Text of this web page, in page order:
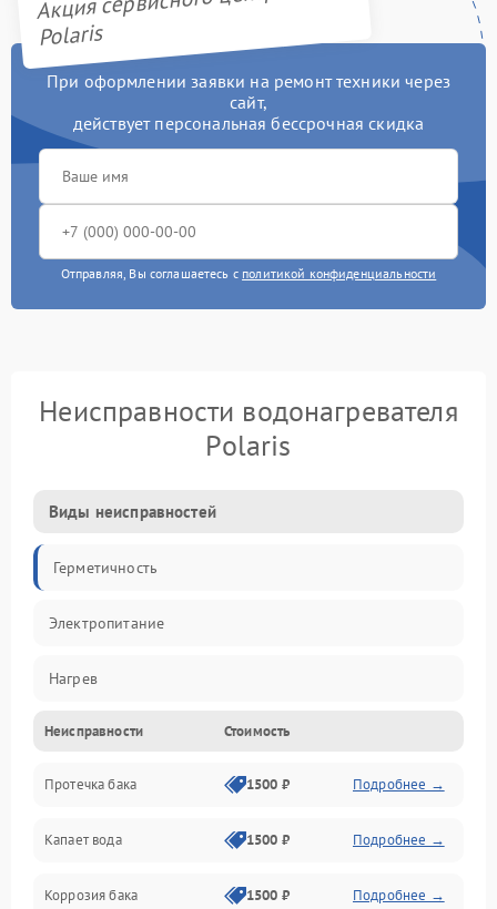
Polaris
При оформлении заявки на ремонт техники через
сайт,
действует персональная бессрочная скидка
Отправляя, Вы соглашаетесь с политикой конфиденциальности
Неисправности водонагревателя
Polaris
Виды неисправностей
Герметичность
Электропитание
Нагрев
Датчики
Механика
Неисправности Стоимость
Протечка бака 1500 ₽ Подробнее →
Капает вода 1500 ₽ Подробнее →
Коррозия бака 1500 ₽ Подробнее →